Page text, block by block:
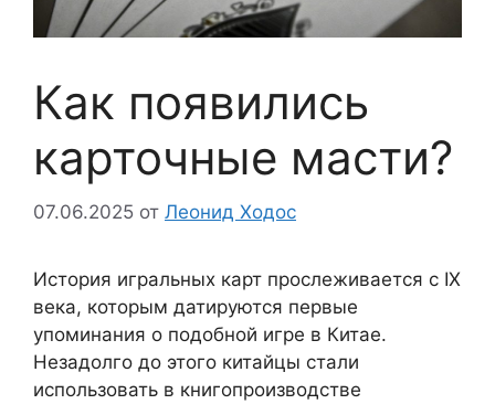
Как появились
карточные масти?
07.06.2025 от Леонид Ходос
История игральных карт прослеживается с IX
века, которым датируются первые
упоминания о подобной игре в Китае.
Незадолго до этого китайцы стали
использовать в книгопроизводстве